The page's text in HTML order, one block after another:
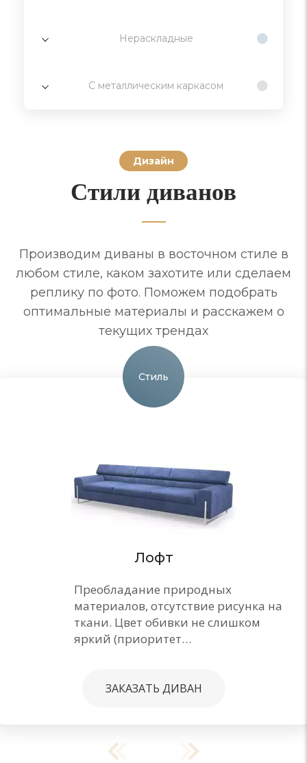
Нераскладные
С металлическим каркасом
Дизайн
Стили диванов
Производим диваны в восточном стиле в
любом стиле, каком захотите или сделаем
реплику по фото. Поможем подобрать
оптимальные материалы и расскажем о
текущих трендах
Стиль
Лофт
Преобладание природных
материалов, отсутствие рисунка на
ткани. Цвет обивки не слишком
яркий (приоритет…
ЗАКАЗАТЬ ДИВАН